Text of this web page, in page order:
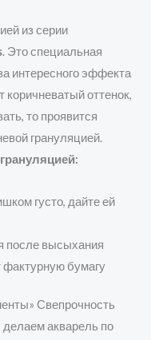
из серии
. Это специальная
интересного эффекта
коричневатый оттенок,
то проявится
грануляцией.
густо, дайте ей
после высыхания
фактурную бумагу
Свепрочность
акварель по